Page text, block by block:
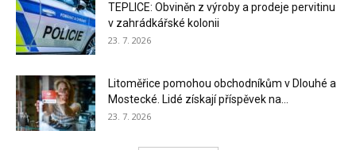
TEPLICE: Obviněn z výroby a prodeje pervitinu
v zahrádkářské kolonii
23. 7. 2026
Litoměřice pomohou obchodníkům v Dlouhé a
Mostecké. Lidé získají příspěvek na...
23. 7. 2026